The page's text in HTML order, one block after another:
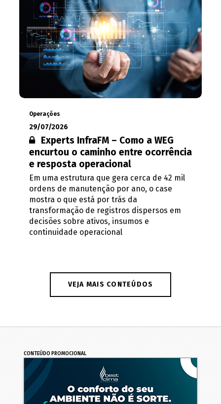
Operações
29/07/2026
Conteúdo restrito:
Experts InfraFM – Como a WEG
encurtou o caminho entre ocorrência
e resposta operacional
Em uma estrutura que gera cerca de 42 mil
ordens de manutenção por ano, o case
mostra o que está por trás da
transformação de registros dispersos em
decisões sobre ativos, insumos e
continuidade operacional
VEJA MAIS CONTEÚDOS
CONTEÚDO PROMOCIONAL